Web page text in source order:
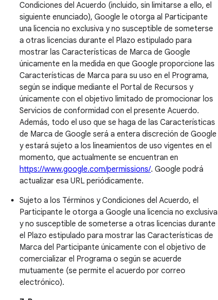
Condiciones del Acuerdo (incluido, sin limitarse a ello, el
siguiente enunciado), Google le otorga al Participante
una licencia no exclusiva y no susceptible de someterse
a otras licencias durante el Plazo estipulado para
mostrar las Características de Marca de Google
únicamente en la medida en que Google proporcione las
Características de Marca para su uso en el Programa,
según se indique mediante el Portal de Recursos y
únicamente con el objetivo limitado de promocionar los
Servicios de conformidad con el presente Acuerdo.
Además, todo el uso que se haga de las Características
de Marca de Google será a entera discreción de Google
y estará sujeto a los lineamientos de uso vigentes en el
momento, que actualmente se encuentran en
https://www.google.com/permissions/. Google podrá
actualizar esa URL periódicamente.
Sujeto a los Términos y Condiciones del Acuerdo, el
Participante le otorga a Google una licencia no exclusiva
y no susceptible de someterse a otras licencias durante
el Plazo estipulado para mostrar las Características de
Marca del Participante únicamente con el objetivo de
comercializar el Programa o según se acuerde
mutuamente (se permite el acuerdo por correo
electrónico).